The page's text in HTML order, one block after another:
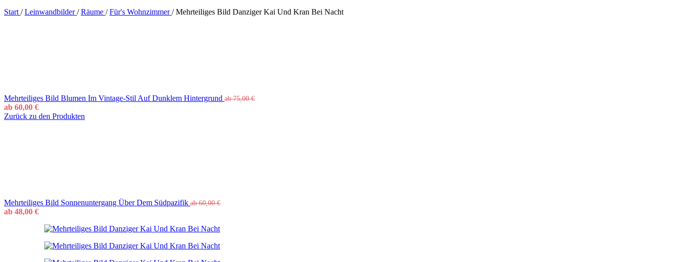
Start / Leinwandbilder/ Räume / Für's Wohnzimmer/ Mehrteiliges Bild Danziger Kai Und Kran Bei Nacht
Mehrteiliges Bild Blumen Im Vintage-Stil Auf Dunklem Hintergrund ab75,00€
ab 60,00 €
Zurück zu den Produkten
Mehrteiliges Bild Sonnenuntergang Über Dem Südpazifik ab60,00€
ab 48,00 €